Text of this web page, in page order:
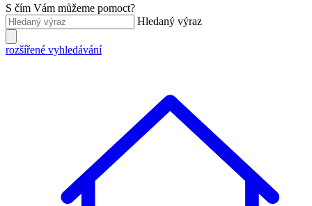
S čím Vám můžeme pomoct?
Hledaný výraz
rozšířené vyhledávání